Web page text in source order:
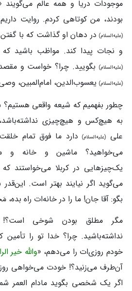
موجودات دریا و همه عالم
بودند، من کوتاهی کردم. روایت داریم
(علیه‌السلام) در دهان او گذاشت که با
و نجات پیدا کند. مواظب باشید که
(علیه‌السلام) بگویید. چرا؟ خواست و مقصد
(علیه‌السلام) یعسوب‌الدین، امام‌المبین،
چطور بفهمیم که شیعه واقعی هستیم؟
به هیچ‌کس و هیچ‌چیزی
علی
(علیه‌السلام)دارد ما فوق تمام
می‌خواهید؟ ماشین و خانه و
یک‌چیزهایی در کربلا می‌خواستند
می‌گوید اگر نیایند بهتر است.
بگو: آقا جان! ما را در خانه‌ات راه بده،
مگر مطلق بودن شوخی است؟!
نداشته‌باشید. چرا؟ خدا تو را
خودم روزی‌ات را می‌دهم، «والله خیر
آن‌طرف می‌زنید؟! خودت می‌خواهی
اگر یک شخصی بگوید مادام العمر